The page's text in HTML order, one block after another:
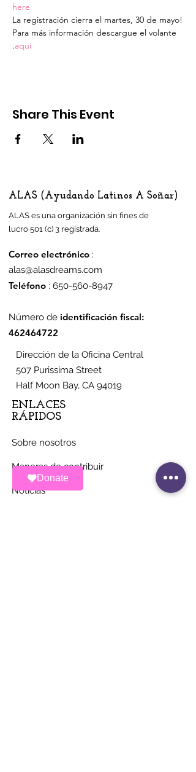
Donate
here
La registración cierra el martes, 30 de mayo!
Para más información descargue el volante
.aquí
Share This Event
ALAS (Ayudando Latinos A Soñar)
ALAS es una organización sin fines de
lucro 501 (c) 3 registrada.
Correo electrónico :
alas@alasdreams.com
Teléfono : 650-560-8947
Número de identificación fiscal:
462464722
Dirección de la Oficina Central
507 Purissima Street
Half Moon Bay, CA 94019
ENLACES
RÁPIDOS
Sobre nosotros
Maneras de contribuir
Noticias